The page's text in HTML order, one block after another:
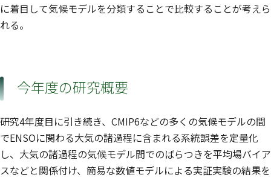
に着目して気候モデルを分類することで比較することが考えら
れる。
今年度の研究概要
研究4年度目に引き続き、CMIP6などの多くの気候モデルの間
でENSOに関わる大気の諸過程に含まれる系統誤差を定量化
し、大気の諸過程の気候モデル間でのばらつきを平均場バイア
スなどと関係付け、簡易な数値モデルによる実証実験の結果を